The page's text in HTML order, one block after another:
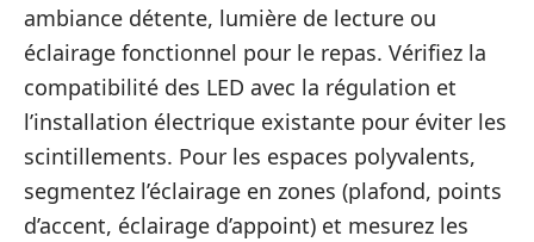
ambiance détente, lumière de lecture ou
éclairage fonctionnel pour le repas. Vérifiez la
compatibilité des LED avec la régulation et
l’installation électrique existante pour éviter les
scintillements. Pour les espaces polyvalents,
segmentez l’éclairage en zones (plafond, points
d’accent, éclairage d’appoint) et mesurez les